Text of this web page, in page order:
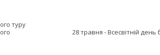
туру
28 травня - Всесвітній